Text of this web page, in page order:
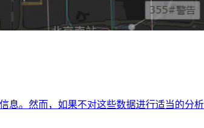
息。然而，如果不对这些数据进行适当的